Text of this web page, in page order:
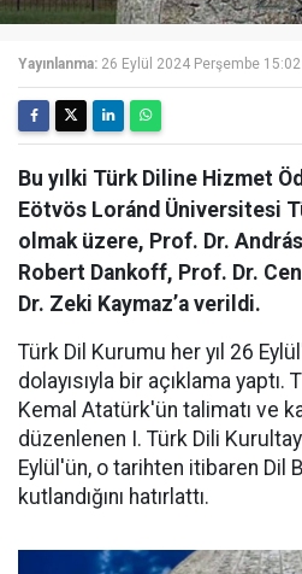
Yayınlanma: 26 Eylül 2024 Perşembe 15:02
Bu yılki Türk Diline Hizmet
Eötvös Loránd Üniversitesi
olmak üzere, Prof. Dr.
Robert Dankoff, Prof. Dr.
Dr. Zeki Kaymaz’a verildi.
Türk Dil Kurumu her yıl 26
dolayısıyla bir açıklama yaptı.
Kemal Atatürk'ün talimatı ve
düzenlenen I. Türk Dili
Eylül'ün, o tarihten itibaren Dil
kutlandığını hatırlattı.